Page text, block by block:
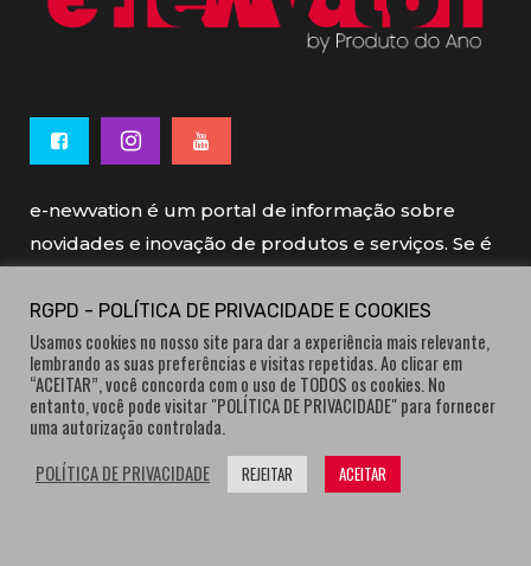
e-newvation é um portal de informação sobre
novidades e inovação de produtos e serviços. Se é
e-newvation tem o patrocínio do “Produto do
Ano”, o prémio de inovação atribuído por
consumidores.
RGPD - POLÍTICA DE PRIVACIDADE E COOKIES
Usamos cookies no nosso site para dar a experiência mais relevante,
lembrando as suas preferências e visitas repetidas. Ao clicar em
“ACEITAR”, você concorda com o uso de TODOS os cookies. No
entanto, você pode visitar "POLÍTICA DE PRIVACIDADE" para fornecer
uma autorização controlada.
POLÍTICA DE PRIVACIDADE
REJEITAR ACEITAR